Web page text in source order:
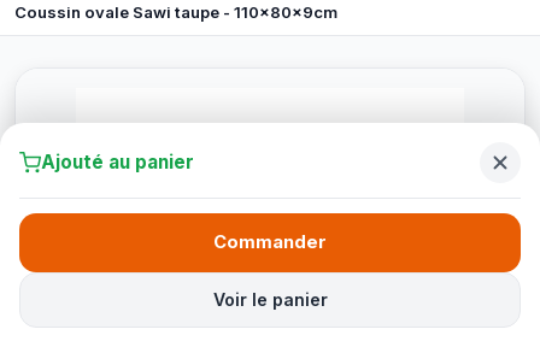
Coussin ovale Sawi taupe - 110x80x9cm
Ajouté au panier
Voir le panier
Commander